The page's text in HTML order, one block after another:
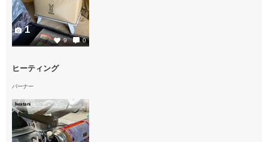
9 0
1
ヒーティング
バーナー
Iwatani